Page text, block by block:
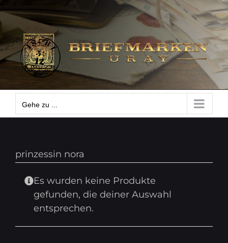
Zum
Inhalt
springen
Gehe zu ...
Gehe zu ...
prinzessin nora
Es wurden keine Produkte
gefunden, die deiner Auswahl
entsprechen.